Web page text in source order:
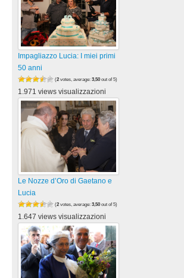
Impagliazzo Lucia: I miei primi
50 anni
(2 votes, average: 3,50 out of 5)
1.971 views visualizzazioni
Le Nozze d’Oro di Gaetano e
Lucia
(2 votes, average: 3,50 out of 5)
1.647 views visualizzazioni